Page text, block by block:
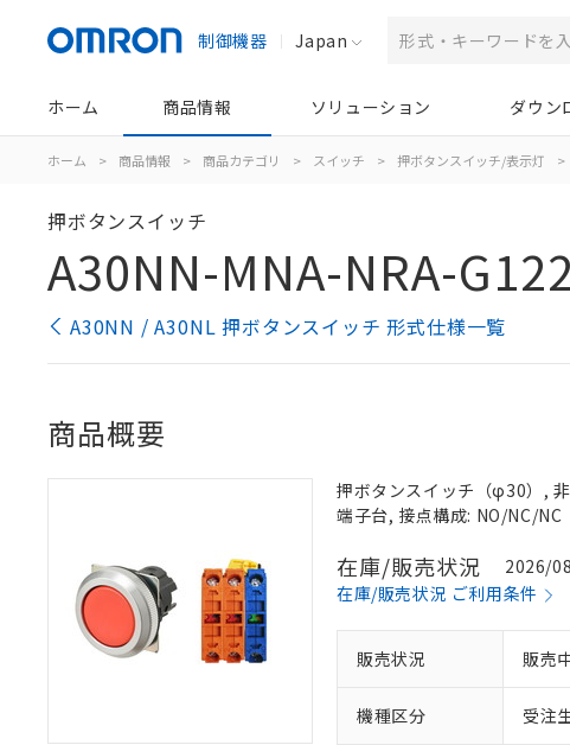
制御機器 Japan
ホーム 商品情報 ソリューション ダウン
ホーム > 商品情報 > 商品カテゴリ > スイッチ > 押ボタンスイッチ/表示灯 >
押ボタンスイッチ
A30NN-MNA-NRA-
A30NN / A30NL 押ボタンスイッチ 形式仕様一覧
商品概要
押ボタンスイッチ（φ30）,
端子台, 接点構成: NO/NC/NC
在庫/販売状況
2026/
在庫/販売状況 ご利用条件
販売状況 販売
機種区分 受注